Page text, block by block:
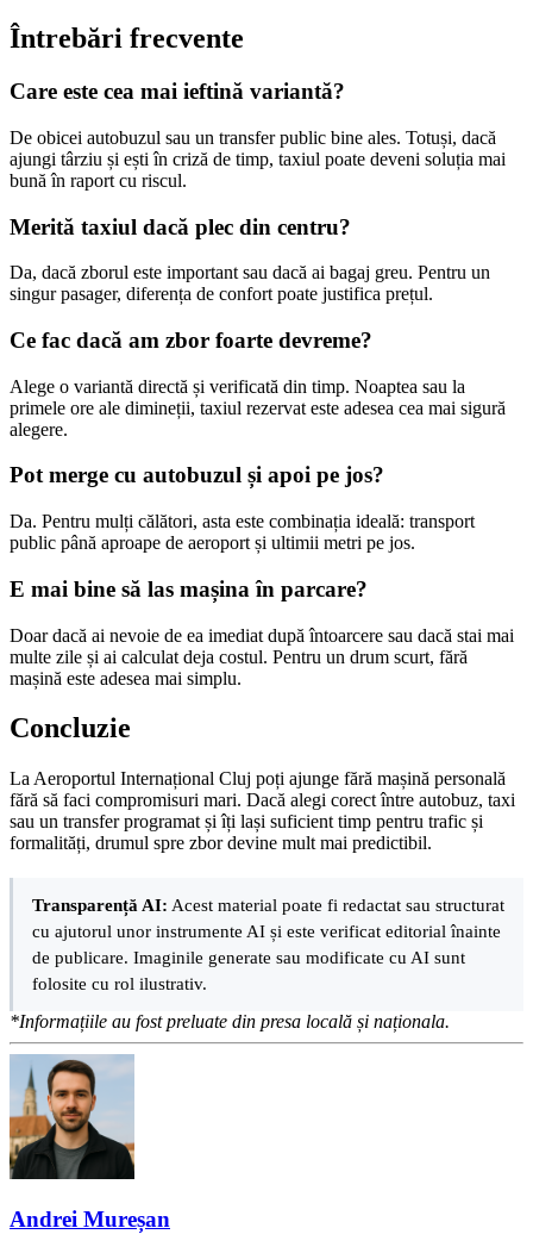
Întrebări frecvente
Care este cea mai ieftină variantă?
De obicei autobuzul sau un transfer public bine ales. Totuși, dacă
ajungi târziu și ești în criză de timp, taxiul poate deveni soluția mai
bună în raport cu riscul.
Merită taxiul dacă plec din centru?
Da, dacă zborul este important sau dacă ai bagaj greu. Pentru un
singur pasager, diferența de confort poate justifica prețul.
Ce fac dacă am zbor foarte devreme?
Alege o variantă directă și verificată din timp. Noaptea sau la
primele ore ale dimineții, taxiul rezervat este adesea cea mai sigură
alegere.
Pot merge cu autobuzul și apoi pe jos?
Da. Pentru mulți călători, asta este combinația ideală: transport
public până aproape de aeroport și ultimii metri pe jos.
E mai bine să las mașina în parcare?
Doar dacă ai nevoie de ea imediat după întoarcere sau dacă stai mai
multe zile și ai calculat deja costul. Pentru un drum scurt, fără
mașină este adesea mai simplu.
Concluzie
La Aeroportul Internațional Cluj poți ajunge fără mașină personală
fără să faci compromisuri mari. Dacă alegi corect între autobuz, taxi
sau un transfer programat și îți lași suficient timp pentru trafic și
formalități, drumul spre zbor devine mult mai predictibil.
Transparență AI: Acest material poate fi redactat sau structurat
cu ajutorul unor instrumente AI și este verificat editorial înainte
de publicare. Imaginile generate sau modificate cu AI sunt
folosite cu rol ilustrativ.
*Informațiile au fost preluate din presa locală și naționala.
Andrei Mureșan